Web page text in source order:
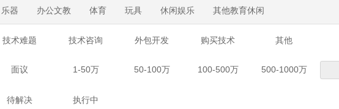
乐器 办公文教 体育 玩具 休闲娱乐 其他教育休闲
技术难题 技术咨询 外包开发 购买技术 其他
面议 1-50万 50-100万 100-500万 500-1000万
待解决 执行中